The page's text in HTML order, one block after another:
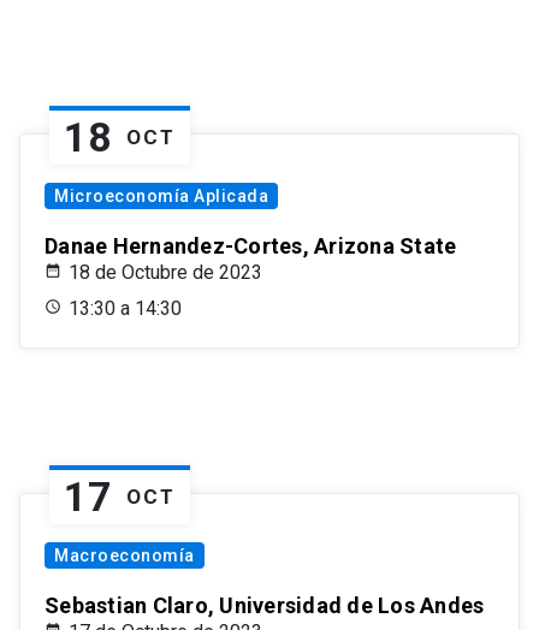
18 OCT
Microeconomía Aplicada
Danae Hernandez-Cortes, Arizona State
18 de Octubre de 2023
13:30 a 14:30
17 OCT
Macroeconomía
Sebastian Claro, Universidad de Los Andes